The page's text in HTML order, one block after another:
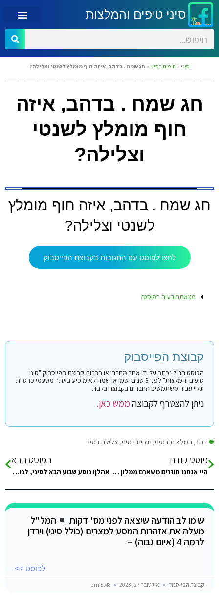
סיני טיפים והמלצות
סיני » חופים בסיני » חג שמח . בדהב, איזה חוף מומלץ לשנטי וצלילה?
חג שמח . בדהב, איזה
חוף מומלץ לשנטי
וצלילה?
חג שמח . בדהב, איזה חוף מומלץ
לשנטי וצלילה?
לחצו לפוסט עם התגובות בקבוצת הפייסבוק
מצאתם בעיה בפוסט?
קבוצת הפייסבוק
הפוסט הנ"ל נכתב על ידי אחד מחברי או חברות קבוצת הפייסבוק "סיני
טיפים והמלצות" לפני 3 שנים. שמו או שמה לא מופיע באתר מטעמי פרטיות
וגלוי עבור משתמשים החברים בקבוצה בלבד.
ניתן להצטרף לקבוצהממש כאן.
דהב, המלצות בסיני, חופים בסיני, צלילה בסיני
פוסט קודם
היי אנחנו חוזרים משארם ממלון Pickalbatros Aqua Blu מחר (שבת) מחפשים להשתתף עם עוד משפחה/זוג במונית לטאבה, מישהו מעוניין?
הפוסט הבא
אהלן! נוסע שבוע הבא לסיני, לנוח ולהתבודד קצת בין סמסטרים. לפי המלצה של חבר, מתכנן לנסוע לראס אבו גלום, 13-20.10. אשמח
שימו לב הודעה שיצאה לפני מס' דקות
המל"ל
מעלה את אזהרות המסע למצרים (כולל סיני) וירדן
לרמה 4 (איום גבוה) –
לפוסט >>
קבוצת הפייסבוק אוקטובר 27, 2023